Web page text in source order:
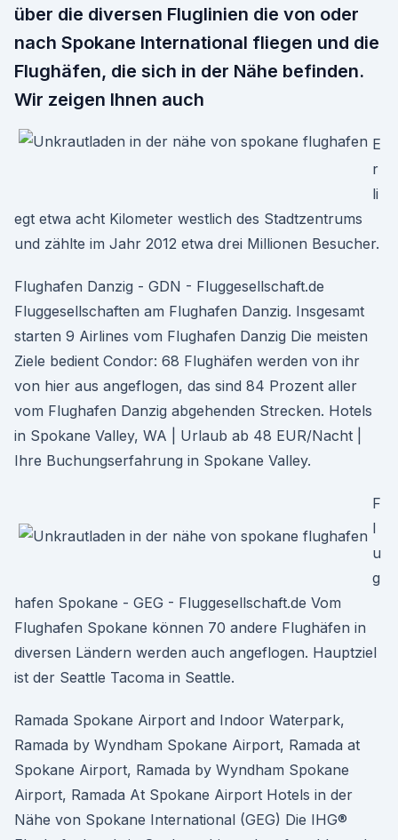
über die diversen Fluglinien die von oder
nach Spokane International fliegen und die
Flughäfen, die sich in der Nähe befinden.
Wir zeigen Ihnen auch
E
r
li
egt etwa acht Kilometer westlich des Stadtzentrums
und zählte im Jahr 2012 etwa drei Millionen Besucher.
Flughafen Danzig - GDN - Fluggesellschaft.de
Fluggesellschaften am Flughafen Danzig. Insgesamt
starten 9 Airlines vom Flughafen Danzig Die meisten
Ziele bedient Condor: 68 Flughäfen werden von ihr
von hier aus angeflogen, das sind 84 Prozent aller
vom Flughafen Danzig abgehenden Strecken. Hotels
in Spokane Valley, WA | Urlaub ab 48 EUR/Nacht |
Ihre Buchungserfahrung in Spokane Valley.
F
l
u
g
hafen Spokane - GEG - Fluggesellschaft.de Vom
Flughafen Spokane können 70 andere Flughäfen in
diversen Ländern werden auch angeflogen. Hauptziel
ist der Seattle Tacoma in Seattle.
Ramada Spokane Airport and Indoor Waterpark,
Ramada by Wyndham Spokane Airport, Ramada at
Spokane Airport, Ramada by Wyndham Spokane
Airport, Ramada At Spokane Airport Hotels in der
Nähe von Spokane International (GEG) Die IHG®